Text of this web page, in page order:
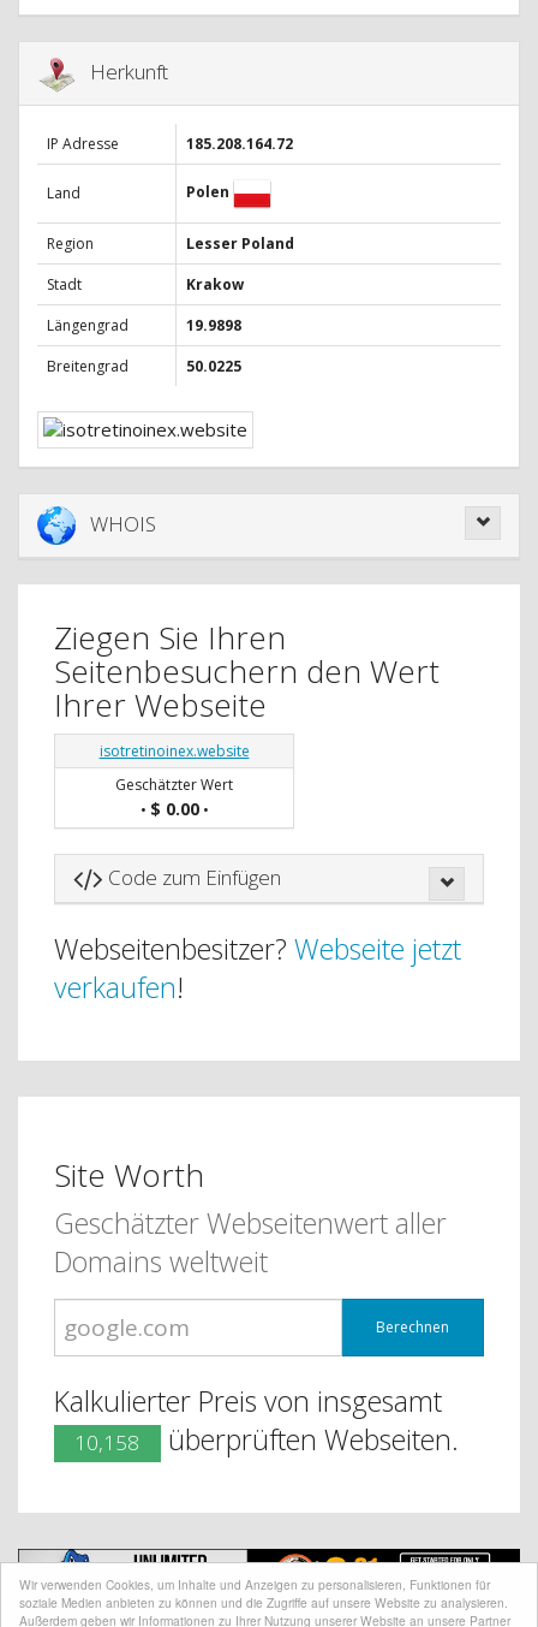
Wir verwenden Cookies, um Inhalte und Anzeigen zu personalisieren, Funktionen für
soziale Medien anbieten zu können und die Zugriffe auf unsere Website zu analysieren.
Außerdem geben wir Informationen zu Ihrer Nutzung unserer Website an unsere Partner
Herkunft
IP Adresse 185.208.164.72
Land Polen
Region
Lesser Poland
Stadt
Krakow
Längengrad
19.9898
Breitengrad
50.0225
WHOIS
Ziegen Sie Ihren
Seitenbesuchern den Wert
Ihrer Webseite
isotretinoinex.website
Geschätzter Wert
• $ 0.00•
Code zum Einfügen
Webseitenbesitzer? Webseite jetzt
verkaufen!
Site Worth
Geschätzter Webseitenwert aller
Domains weltweit
Berechnen
Kalkulierter Preis von insgesamt
10,158 überprüften Webseiten.